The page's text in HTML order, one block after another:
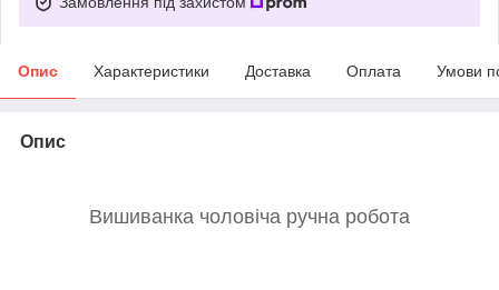
Опис Характеристики Доставка Оплата Умови
Опис
Вишиванка чоловіча ручна робота